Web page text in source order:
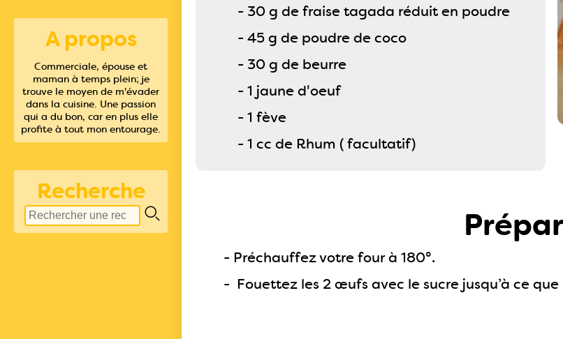
A propos
Commerciale, épouse et
maman à temps plein; je
trouve le moyen de m'évader
dans la cuisine. Une passion
qui a du bon, car en plus elle
profite à tout mon entourage.
Recherche
- 30 g de fraise tagada réduit en poudre
- 45 g de poudre de coco
- 30 g de beurre
- 1 jaune d'oeuf
- 1 fève
- 1 cc de Rhum ( facultatif)
- Préchauffez votre four à 180°.
- Fouettez les 2 œufs avec le sucre jusqu’à ce